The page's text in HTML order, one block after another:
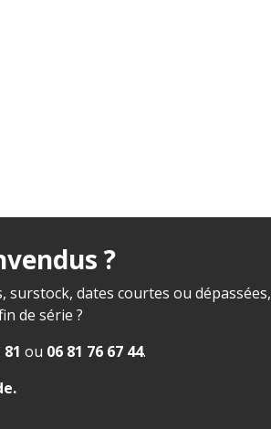
?
dates courtes ou dépassées,
de série ?
81 ou 06 81 76 67 44.
.